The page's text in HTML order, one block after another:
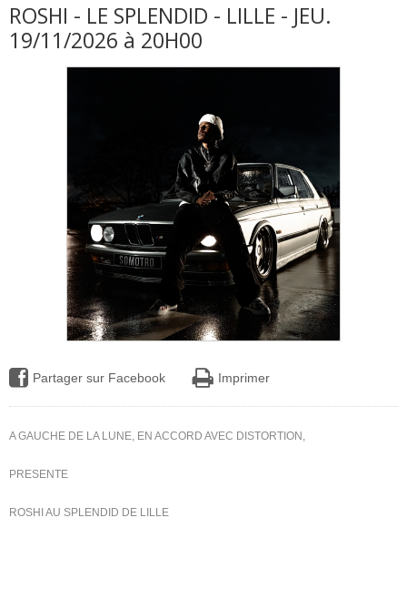
ROSHI - LE SPLENDID - LILLE - JEU.
19/11/2026 à 20H00
Partager sur Facebook Imprimer
A GAUCHE DE LA LUNE, EN ACCORD AVEC DISTORTION,
PRESENTE
ROSHI AU SPLENDID DE LILLE